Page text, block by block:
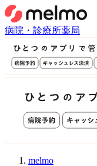
病院・診療所薬局
melmo